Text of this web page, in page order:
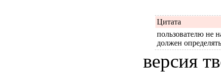
Цитата
пользователю не
должен
версия